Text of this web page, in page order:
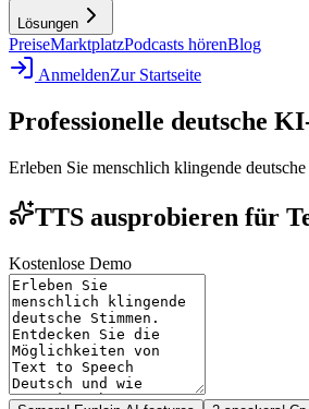
Lösungen
PreiseMarktplatzPodcasts hörenBlog
AnmeldenZur Startseite
Professionelle deutsche
Erleben Sie menschlich klingende
TTS ausprobieren für
Kostenlose Demo